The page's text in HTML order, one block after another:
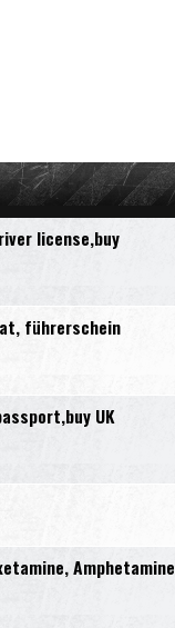
license,buy
führerschein
UK
Amphetamine